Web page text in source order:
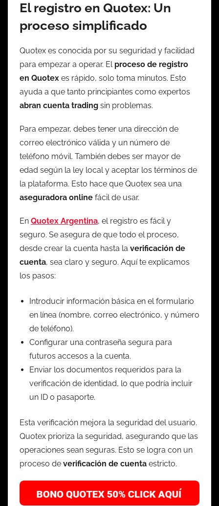
El registro en Quotex: Un
proceso simplificado
Quotex es conocida por su seguridad y facilidad
para empezar a operar. El proceso de registro
en Quotex es rápido, solo toma minutos. Esto
ayuda a que tanto principiantes como expertos
abran cuenta trading sin problemas.
Para empezar, debes tener una dirección de
correo electrónico válida y un número de
teléfono móvil. También debes ser mayor de
edad según la ley local y aceptar los términos de
la plataforma. Esto hace que Quotex sea una
aseguradora online fácil de usar.
En Quotex Argentina, el registro es fácil y
seguro. Se asegura de que todo el proceso,
desde crear la cuenta hasta la verificación de
cuenta, sea claro y seguro. Aquí te explicamos
los pasos:
Introducir información básica en el formulario
en línea (nombre, correo electrónico, y número
de teléfono).
Configurar una contraseña segura para
futuros accesos a la cuenta.
Enviar los documentos requeridos para la
verificación de identidad, lo que podría incluir
un ID o pasaporte.
Esta verificación mejora la seguridad del usuario.
Quotex prioriza la seguridad, asegurando que las
operaciones sean seguras. Esto se logra con un
proceso de verificación de cuenta estricto.